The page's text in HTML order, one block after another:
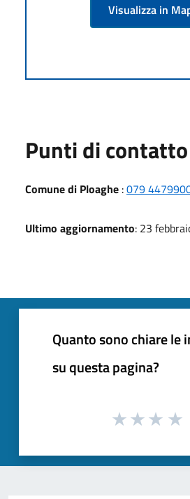
Visualizza in
Punti di contatto
Comune di Ploaghe :079
Ultimo aggiornamento: 23
Quanto sono chiare le
su questa pagina?